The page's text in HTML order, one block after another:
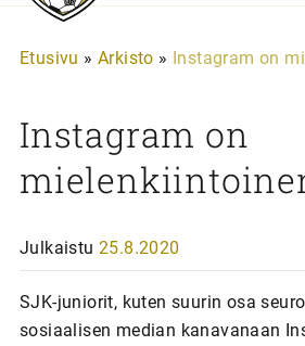
Etusivu » Arkisto » Instagram on
Instagram on
Julkaistu 25.8.2020
SJK-juniorit, kuten suurin osa
sosiaalisen median kanavanaan